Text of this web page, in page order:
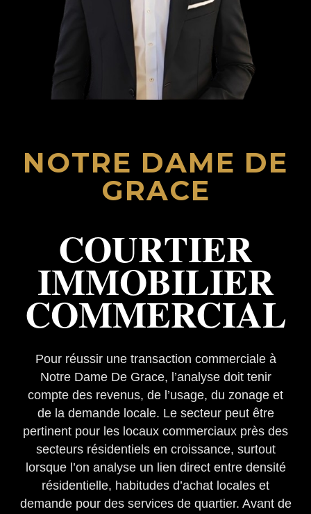
NOTRE DAME DE
GRACE
COURTIER
IMMOBILIER
COMMERCIAL
Pour réussir une transaction commerciale à
Notre Dame De Grace, l’analyse doit tenir
compte des revenus, de l’usage, du zonage et
de la demande locale. Le secteur peut être
pertinent pour les locaux commerciaux près des
secteurs résidentiels en croissance, surtout
lorsque l’on analyse un lien direct entre densité
résidentielle, habitudes d’achat locales et
demande pour des services de quartier. Avant de